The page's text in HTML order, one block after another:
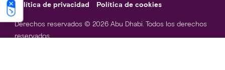
Política de privacidad Política de cookies
Derechos reservados © 2026 Abu Dhabi. Todos los derechos
reservados.